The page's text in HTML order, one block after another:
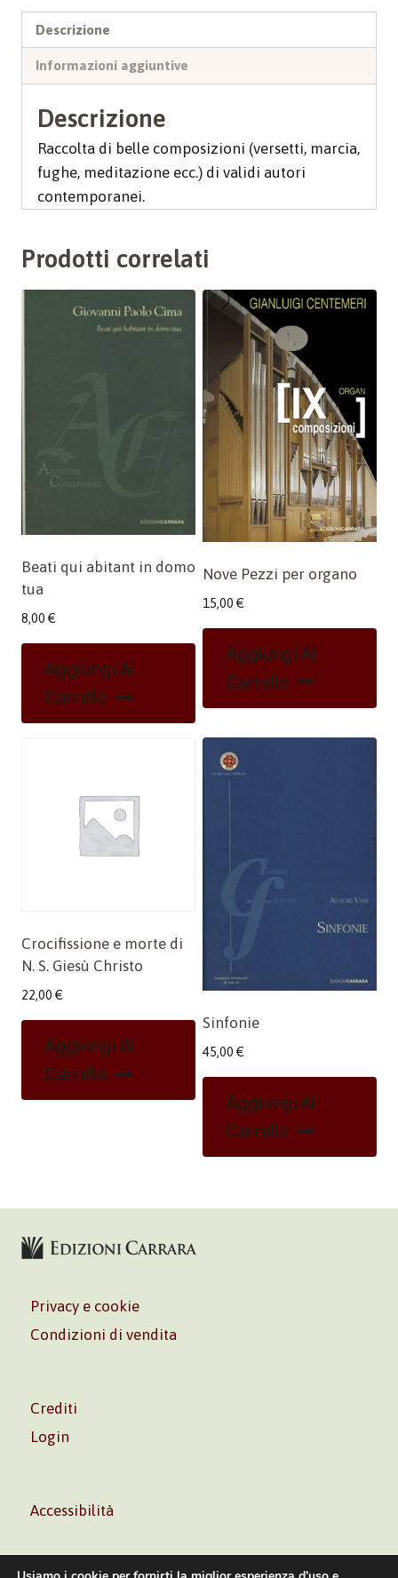
Descrizione
Informazioni aggiuntive
Descrizione
Raccolta di belle composizioni (versetti, marcia,
fughe, meditazione ecc.) di validi autori
contemporanei.
Prodotti correlati
Beati qui abitant in domo
tua
8,00 €
Aggiungi Al
Carrello
Nove Pezzi per organo
15,00 €
Aggiungi Al
Carrello
Crocifissione e morte di
N. S. Giesù Christo
22,00 €
Aggiungi Al
Carrello
Sinfonie
45,00 €
Aggiungi Al
Carrello
Privacy e cookie
Condizioni di vendita
Crediti
Login
Accessibilità